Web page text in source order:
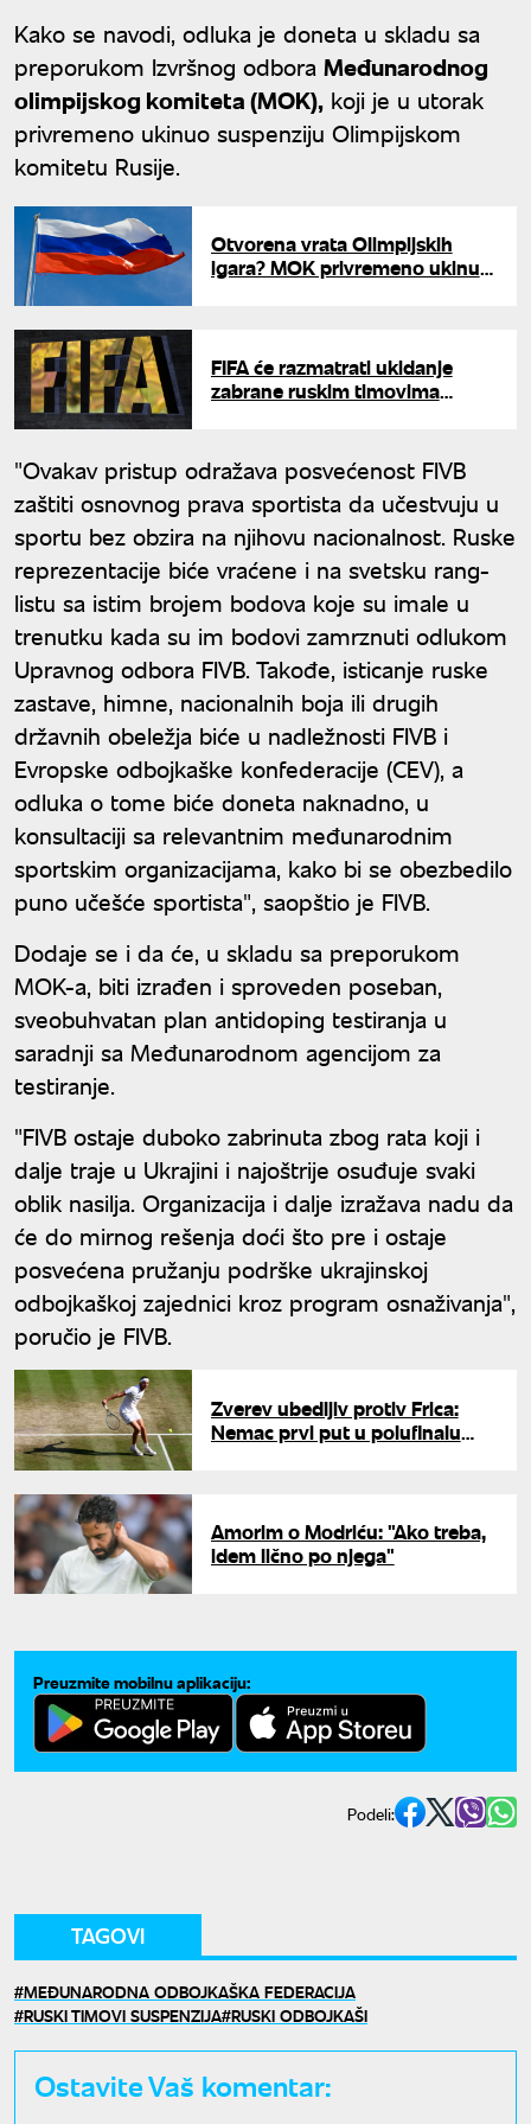
Kako se navodi, odluka je doneta u skladu sa
preporukom Izvršnog odbora Međunarodnog
olimpijskog komiteta (MOK), koji je u utorak
privremeno ukinuo suspenziju Olimpijskom
komitetu Rusije.
Otvorena vrata Olimpijskih
igara? MOK privremeno ukinuo
FIFA će razmatrati ukidanje
zabrane ruskim timovima
"Ovakav pristup odražava posvećenost FIVB
zaštiti osnovnog prava sportista da učestvuju u
sportu bez obzira na njihovu nacionalnost. Ruske
reprezentacije biće vraćene i na svetsku rang-
listu sa istim brojem bodova koje su imale u
trenutku kada su im bodovi zamrznuti odlukom
Upravnog odbora FIVB. Takođe, isticanje ruske
zastave, himne, nacionalnih boja ili drugih
državnih obeležja biće u nadležnosti FIVB i
Evropske odbojkaške konfederacije (CEV), a
odluka o tome biće doneta naknadno, u
konsultaciji sa relevantnim međunarodnim
sportskim organizacijama, kako bi se obezbedilo
puno učešće sportista", saopštio je FIVB.
Dodaje se i da će, u skladu sa preporukom
MOK-a, biti izrađen i sproveden poseban,
sveobuhvatan plan antidoping testiranja u
saradnji sa Međunarodnom agencijom za
testiranje.
"FIVB ostaje duboko zabrinuta zbog rata koji i
dalje traje u Ukrajini i najoštrije osuđuje svaki
oblik nasilja. Organizacija i dalje izražava nadu da
će do mirnog rešenja doći što pre i ostaje
posvećena pružanju podrške ukrajinskoj
odbojkaškoj zajednici kroz program osnaživanja",
poručio je FIVB.
Zverev ubedljiv protiv Frica:
Nemac prvi put u polufinalu
Amorim o Modriću: "Ako treba,
idem lično po njega"
Preuzmite mobilnu aplikaciju:
Podeli:
TAGOVI
MEĐUNARODNA ODBOJKAŠKA FEDERACIJA
RUSKI TIMOVI SUSPENZIJA RUSKI ODBOJKAŠI
Ostavite Vaš komentar: